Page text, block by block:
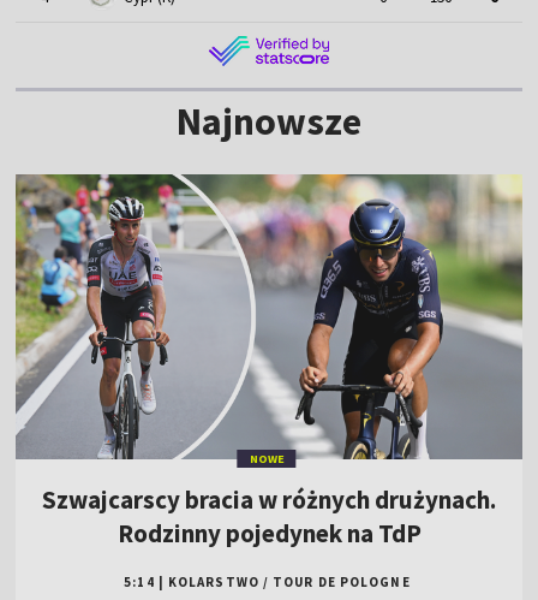
Najnowsze
NOWE
Szwajcarscy bracia w różnych drużynach.
Rodzinny pojedynek na TdP
5:14 KOLARSTWO / TOUR DE POLOGNE